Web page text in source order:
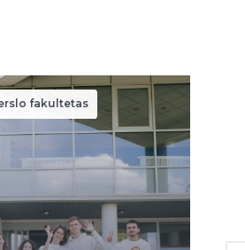
fakultetas